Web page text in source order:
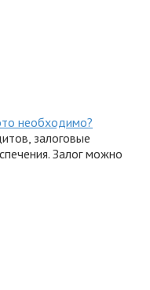
необходимо?
залоговые
Залог можно